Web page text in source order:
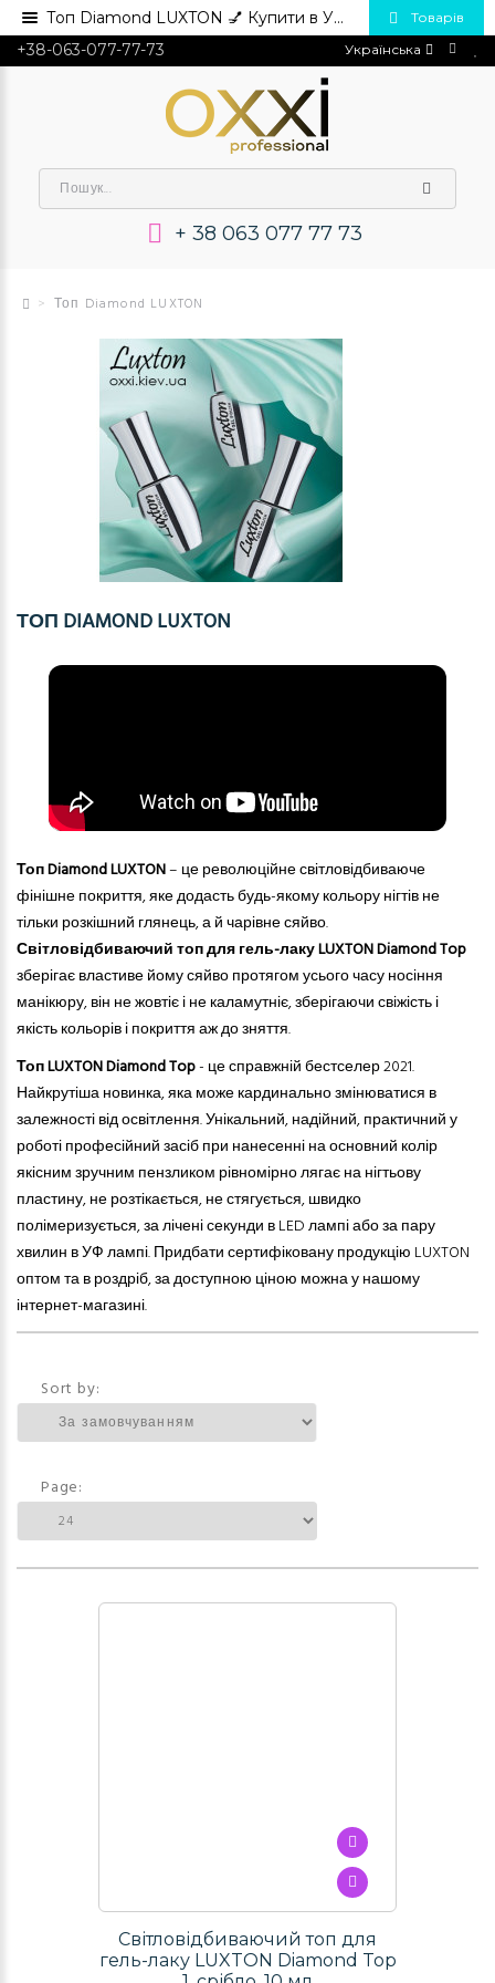
+38-063-077-77-73 Українська
+ 38 063 077 77 73
Товарів
Топ Diamond LUXTON
ТОП DIAMOND LUXTON
Топ Diamond LUXTON– цереволюційне світловідбиваюче
фінішне покриття, яке додасть будь-якому кольорунігтівне
тільки розкішний глянець, а й чарівне сяйво.
Світловідбиваючий топ для гель-лаку LUXTON Diamond Top
зберігає властиве йому сяйво протягом усього часуносіння
манікюру, він не жовтіє і не каламутніє, зберігаючи свіжість і
якість кольорів і покриття аж до зняття.
Топ LUXTON Diamond Top- це справжній бестселер 2021.
Найкрутіша новинка, яка може кардинально змінюватися в
залежності від освітлення. Унікальний, надійний, практичний у
роботі професійний засіб при нанесенні на основний колір
якісним зручним пензликом рівномірно лягає на нігтьову
пластину, не розтікається, не стягується, швидко
полімеризується, за лічені секунди в LED лампі або за пару
хвилин в УФ лампі. Придбати сертифіковану продукцію LUXTON
оптом та в роздріб, за доступною ціною можна у нашому
інтернет-магазині.
Sort by:
Page:
Світловідбиваючий топ для
гель-лаку LUXTON Diamond Top
Топ Diamond LUXTON 💅 Купити в Україні опт та роздріб